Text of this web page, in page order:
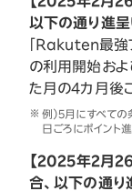
以下の通り進呈
「Rakuten最強
の利用開始お
た月の4カ月後
例）5月にすべて
日ごろにポイント
【2025年2月
合、以下の通り